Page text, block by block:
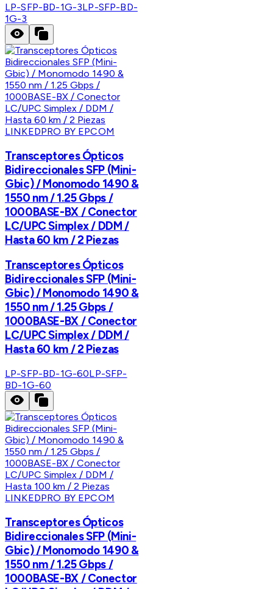
LP-SFP-BD-1G-3LP-SFP-BD-
1G-3
LINKEDPRO BY EPCOM
Transceptores Ópticos
Bidireccionales SFP (Mini-
Gbic) / Monomodo 1490 &
1550 nm / 1.25 Gbps /
1000BASE-BX / Conector
LC/UPC Simplex / DDM /
Hasta 60 km / 2 Piezas
Transceptores Ópticos
Bidireccionales SFP (Mini-
Gbic) / Monomodo 1490 &
1550 nm / 1.25 Gbps /
1000BASE-BX / Conector
LC/UPC Simplex / DDM /
Hasta 60 km / 2 Piezas
LP-SFP-BD-1G-60LP-SFP-
BD-1G-60
LINKEDPRO BY EPCOM
Transceptores Ópticos
Bidireccionales SFP (Mini-
Gbic) / Monomodo 1490 &
1550 nm / 1.25 Gbps /
1000BASE-BX / Conector